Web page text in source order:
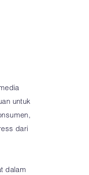
untuk
dari
dalam